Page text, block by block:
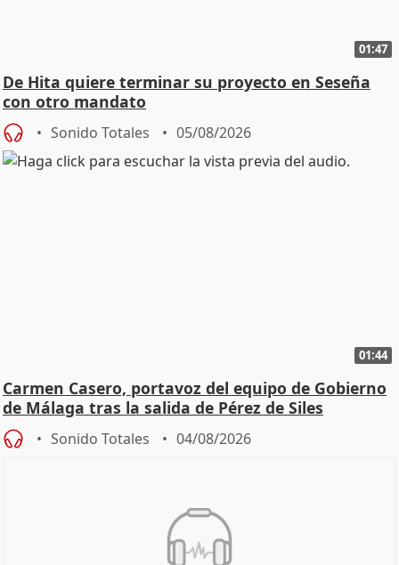
01:47
De Hita quiere terminar su proyecto en Seseña
con otro mandato
Sonido Totales 05/08/2026
01:44
Carmen Casero, portavoz del equipo de Gobierno
de Málaga tras la salida de Pérez de Siles
Sonido Totales 04/08/2026